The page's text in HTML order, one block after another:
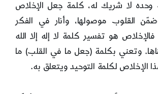
وحده لا شريك له، كلمة جعل الإخلاص
وضمّن القلوب موصولها، وأنار في الفكر
فالإخلاص هو تفسير كلمة لا إله إلا الله
وتعني بكلمة (جعل ما في القلب) ما
الإخلاص لكلمة التوحيد ويتعلق به.